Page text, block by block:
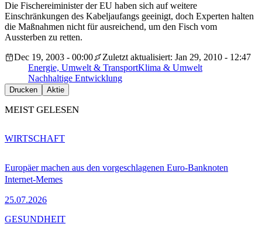
Die Fischereiminister der EU haben sich auf weitere
Einschränkungen des Kabeljaufangs geeinigt, doch Experten halten
die Maßnahmen nicht für ausreichend, um den Fisch vom
Aussterben zu retten.
Dec 19, 2003 - 00:00
Zuletzt aktualisiert: Jan 29, 2010 - 12:47
Energie, Umwelt & TransportKlima & Umwelt
Nachhaltige Entwicklung
Drucken Aktie
MEIST GELESEN
Europäer machen aus den vorgeschlagenen Euro-Banknoten
Internet-Memes
25.07.2026
WIRTSCHAFT
GESUNDHEIT